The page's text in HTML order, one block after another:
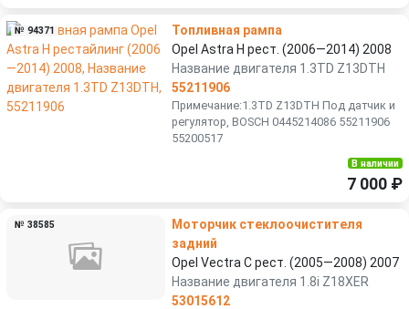
№ 94371
Топливная рампа
Opel Astra H рест. (2006—2014) 2008
Название двигателя 1.3TD Z13DTH
55211906
Примечание:1.3TD Z13DTH Под датчик и
регулятор, BOSCH 0445214086 55211906
55200517
В наличии
7 000 ₽
№ 38585
Моторчик стеклоочистителя
задний
Opel Vectra C рест. (2005—2008) 2007
Название двигателя 1.8i Z18XER
53015612